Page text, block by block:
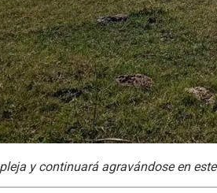
y continuará agravándose en